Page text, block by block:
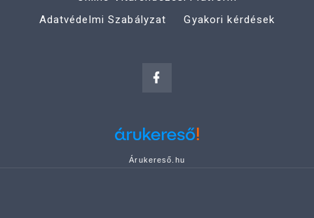
Adatvédelmi Szabályzat
Gyakori kérdések
Árukereső.hu